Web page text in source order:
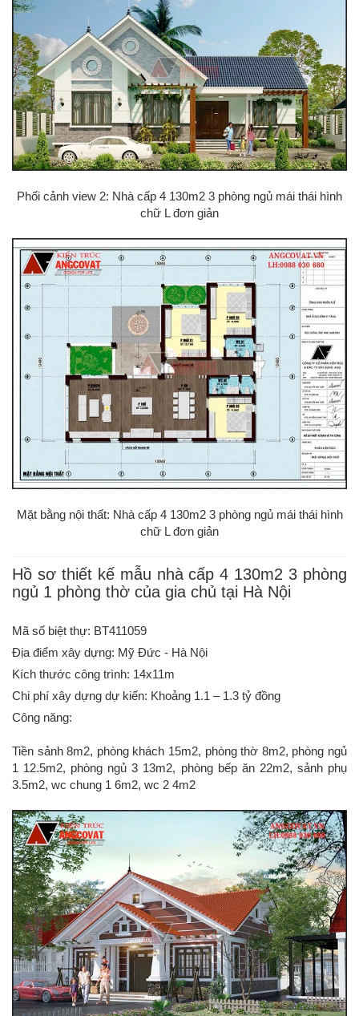
Phối cảnh view 2: Nhà cấp 4 130m2 3 phòng ngủ mái thái hình
chữ L đơn giản
Mặt bằng nội thất: Nhà cấp 4 130m2 3 phòng ngủ mái thái hình
chữ L đơn giản
Hồ sơ thiết kế mẫu nhà cấp 4 130m2 3 phòng
ngủ 1 phòng thờ của gia chủ tại Hà Nội
Mã số biệt thự: BT411059
Địa điểm xây dựng: Mỹ Đức - Hà Nội
Kích thước công trình: 14x11m
Chi phí xây dựng dự kiến: Khoảng 1.1 – 1.3 tỷ đồng
Công năng:
Tiền sảnh 8m2, phòng khách 15m2, phòng thờ 8m2, phòng ngủ
1 12.5m2, phòng ngủ 3 13m2, phòng bếp ăn 22m2, sảnh phụ
3.5m2, wc chung 1 6m2, wc 2 4m2